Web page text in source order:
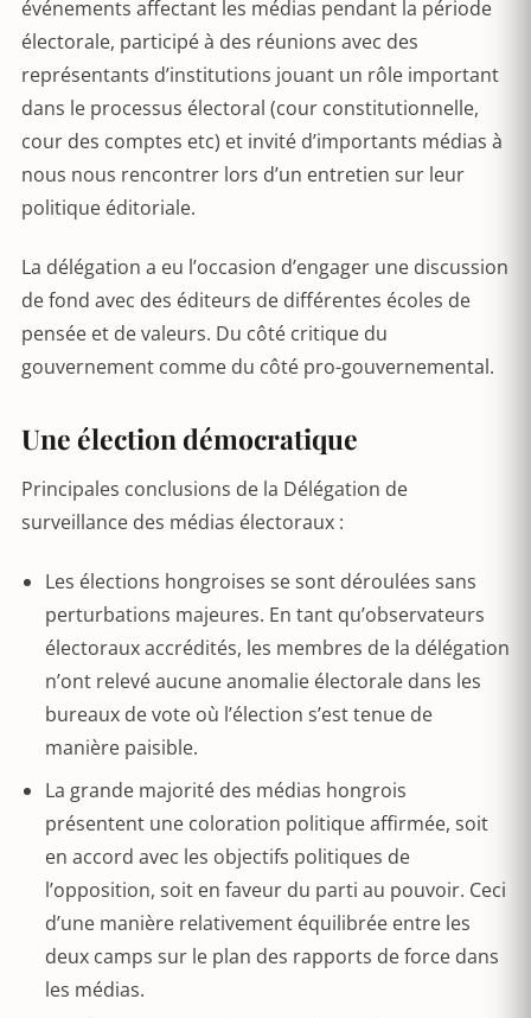
événements affectant les médias pendant la période
électorale, participé à des réunions avec des
représentants d’institutions jouant un rôle important
dans le processus électoral (cour constitutionnelle,
cour des comptes etc) et invité d’importants médias à
nous nous rencontrer lors d’un entretien sur leur
politique éditoriale.
La délégation a eu l’occasion d’engager une discussion
de fond avec des éditeurs de différentes écoles de
pensée et de valeurs. Du côté critique du
gouvernement comme du côté pro-gouvernemental.
Une élection démocratique
Principales conclusions de la Délégation de
surveillance des médias électoraux :
Les élections hongroises se sont déroulées sans
perturbations majeures. En tant qu’observateurs
électoraux accrédités, les membres de la délégation
n’ont relevé aucune anomalie électorale dans les
bureaux de vote où l’élection s’est tenue de
manière paisible.
La grande majorité des médias hongrois
présentent une coloration politique affirmée, soit
en accord avec les objectifs politiques de
l’opposition, soit en faveur du parti au pouvoir. Ceci
d’une manière relativement équilibrée entre les
deux camps sur le plan des rapports de force dans
les médias.